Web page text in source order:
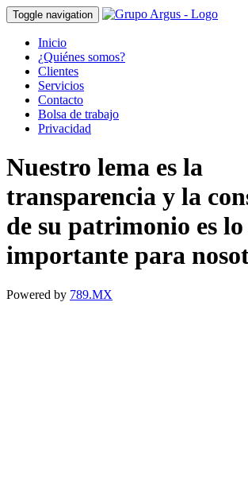
Toggle navigation
Inicio
¿Quiénes somos?
Clientes
Servicios
Contacto
Bolsa de trabajo
Privacidad
Nuestro lema es la
transparencia y la
de su patrimonio es lo
importante para
Powered by 789.MX